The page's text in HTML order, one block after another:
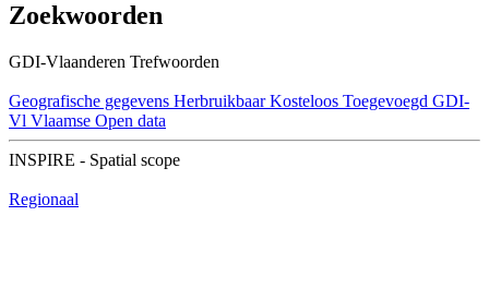
Zoekwoorden
GDI-Vlaanderen Trefwoorden
Geografische gegevens Herbruikbaar Kosteloos Toegevoegd GDI-
Vl Vlaamse Open data
INSPIRE - Spatial scope
Regionaal